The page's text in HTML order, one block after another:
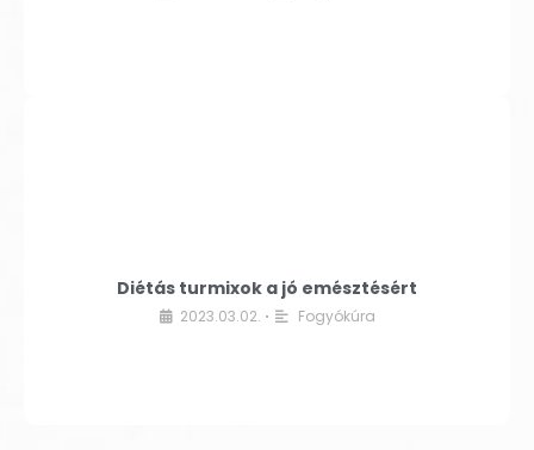
Diétás turmixok a jó emésztésért
2023.03.02. • Fogyókúra